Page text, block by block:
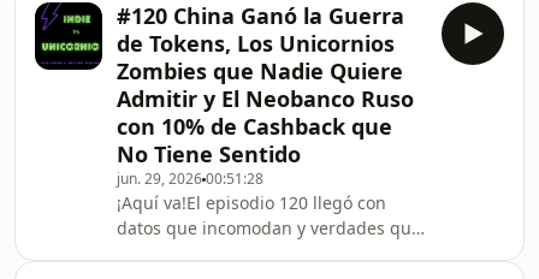
de 200 dólares por semana a cada
empleado de Tesla para gastar en
tokens. Su argumento: después de
ese límite, el gasto es puro
desperdicio. Una decisión que va
contra toda la narrativa del token
maxing y que debería leer cualquier
empresa antes de abri
#120 China Ganó la Guerra
de Tokens, Los Unicornios
Zombies que Nadie Quiere
Admitir y El Neobanco Ruso
con 10% de Cashback que
No Tiene Sentido
jun. 29, 202600:51:28
¡Aquí va!El episodio 120 llegó con
datos que incomodan y verdades que